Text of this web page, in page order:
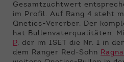
Gesamtzuchtwert
im Profil. Auf Rang 4 steht
Qnetics-Vererber. Der
hat Bullenvaterqualitäten.
P, der im ISET die Nr. 1 in
dem Ranger Red-Sohn